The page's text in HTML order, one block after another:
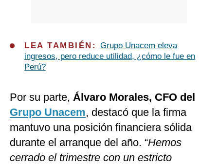
LEA TAMBIÉN: Grupo Unacem eleva
ingresos, pero reduce utilidad, ¿cómo le fue en
Perú?
Por su parte, Álvaro Morales, CFO del
Grupo Unacem, destacó que la firma
mantuvo una posición financiera sólida
durante el arranque del año. “Hemos
cerrado el trimestre con un estricto